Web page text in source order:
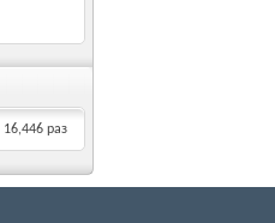
16,446 раз